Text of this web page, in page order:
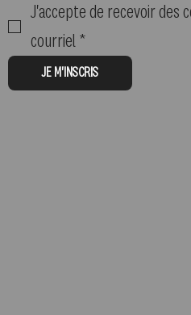
J'accepte de recevoir des
courriel *
JE M'INSCRIS